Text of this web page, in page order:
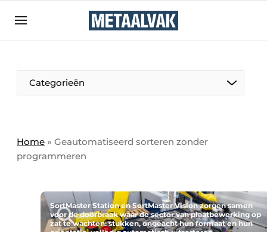
Bedrijven
Contact
Eigen content aanleveren
Evenement aanmelden
Meest gelezen
Nieuwsbrief
Categorieën
Home » Geautomatiseerd sorteren zonder
programmeren
SortMaster Station en SortMaster Vision zorgen samen
voor de doorbraak waar de sector van plaatbewerking op
zat te wachten: stukken, ongeacht hun formaat en hun